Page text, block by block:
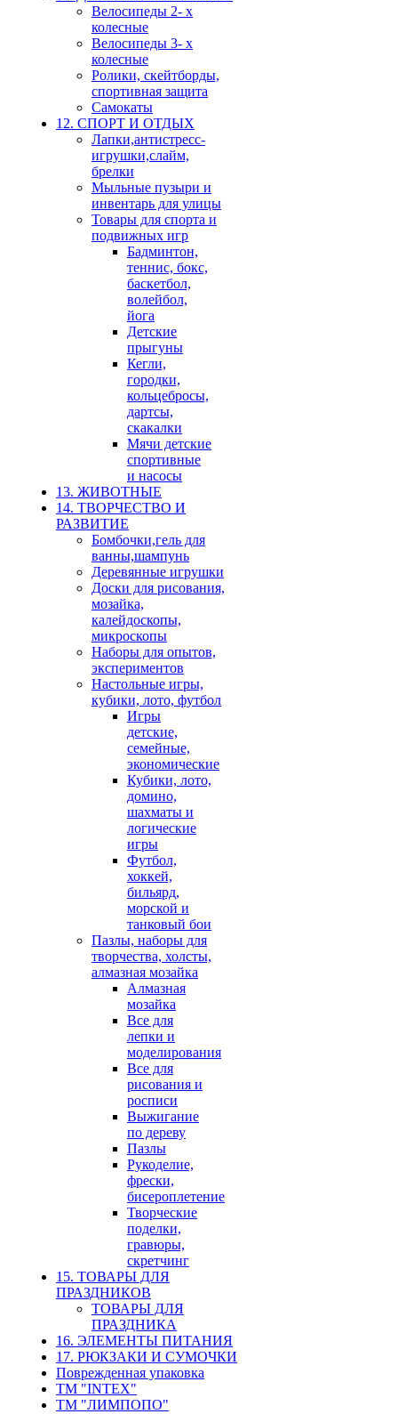
Велосипеды 2- х
колесные
Велосипеды 3- х
колесные
Ролики, скейтборды,
спортивная защита
Самокаты
12. СПОРТ И ОТДЫХ
Лапки,антистресс-
игрушки,слайм,
брелки
Мыльные пузыри и
инвентарь для улицы
Товары для спорта и
подвижных игр
Бадминтон,
теннис, бокс,
баскетбол,
волейбол,
йога
Детские
прыгуны
Кегли,
городки,
кольцебросы,
дартсы,
скакалки
Мячи детские
спортивные
и насосы
13. ЖИВОТНЫЕ
14. ТВОРЧЕСТВО И
РАЗВИТИЕ
Бомбочки,гель для
ванны,шампунь
Деревянные игрушки
Доски для рисования,
мозайка,
калейдоскопы,
микроскопы
Наборы для опытов,
экспериментов
Настольные игры,
кубики, лото, футбол
Игры
детские,
семейные,
экономические
Кубики, лото,
домино,
шахматы и
логические
игры
Футбол,
хоккей,
бильярд,
морской и
танковый бои
Пазлы, наборы для
творчества, холсты,
алмазная мозайка
Алмазная
мозайка
Все для
лепки и
моделирования
Все для
рисования и
росписи
Выжигание
по дереву
Пазлы
Рукоделие,
фрески,
бисероплетение
Творческие
поделки,
гравюры,
скретчинг
15. ТОВАРЫ ДЛЯ
ПРАЗДНИКОВ
ТОВАРЫ ДЛЯ
ПРАЗДНИКА
16. ЭЛЕМЕНТЫ ПИТАНИЯ
17. РЮКЗАКИ И СУМОЧКИ
Поврежденная упаковка
ТМ "INTEX"
ТМ "ЛИМПОПО"